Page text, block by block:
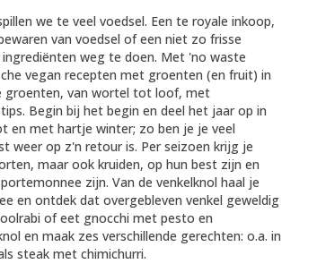
we te veel voedsel. Een te royale inkoop,
van voedsel of een niet zo frisse
weg te doen. Met 'no waste
vegan recepten met groenten (en fruit) in
groenten, van wortel tot loof, met
Begin bij het begin en deel het jaar op in
en met hartje winter; zo ben je je veel
weer op z'n retour is. Per seizoen krijg je
maar ook kruiden, op hun best zijn en
zijn. Van de venkelknol haal je
en ontdek dat overgebleven venkel geweldig
of eet gnocchi met pesto en
en maak zes verschillende gerechten: o.a. in
steak met chimichurri.